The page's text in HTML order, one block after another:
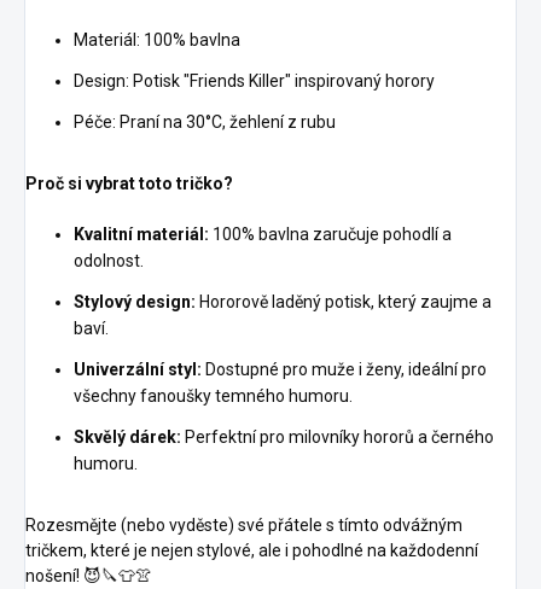
Materiál: 100% bavlna
Design: Potisk "Friends Killer" inspirovaný horory
Péče: Praní na 30°C, žehlení z rubu
Proč si vybrat toto tričko?
Kvalitní materiál: 100% bavlna zaručuje pohodlí a
odolnost.
Stylový design: Hororově laděný potisk, který zaujme a
baví.
Univerzální styl: Dostupné pro muže i ženy, ideální pro
všechny fanoušky temného humoru.
Skvělý dárek: Perfektní pro milovníky hororů a černého
humoru.
Rozesmějte (nebo vyděste) své přátele s tímto odvážným
tričkem, které je nejen stylové, ale i pohodlné na každodenní
nošení! 😈🔪👕👚